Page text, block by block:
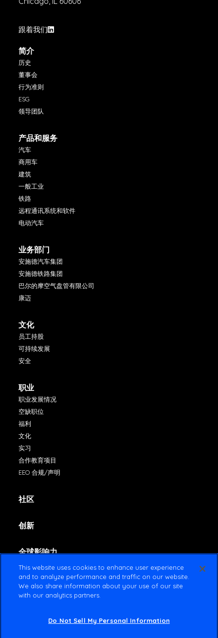
跟着我们
简介
历史
董事会
行为准则
ESG
领导团队
产品和服务
汽车
商用车
建筑
一般工业
铁路
远程通讯系统和软件
电动汽车
业务部门
安施德汽车集团
安施德铁路集团
巴尔的摩空气盘管有限公司
康迈
文化
员工持股
可持续发展
安全
职业
职业发展情况
空缺职位
福利
文化
实习
合作教育项目
EEO 合规/声明
社区
创新
全球影响力
联系方式
This website uses cookies to enhance user experience
and to analyze performance and traffic on our website.
We also share information about your use of our site
with our analytics partners.
Do Not Sell My Personal Information